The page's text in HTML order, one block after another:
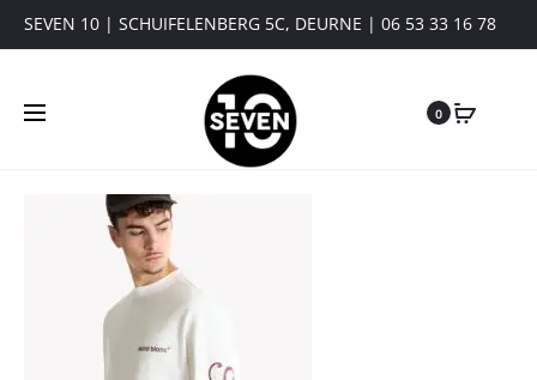
SEVEN 10 | SCHUIFELENBERG 5C, DEURNE | 06 53 33 16 78
0